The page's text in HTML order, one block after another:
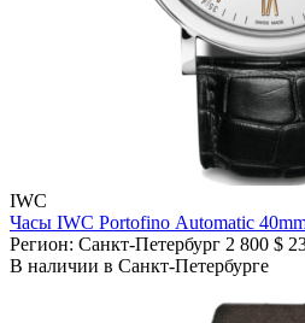
IWC
Часы IWC Portofino Automatic
Регион: Санкт-Петербург 2 800 $
В наличии в Санкт-Петербурге